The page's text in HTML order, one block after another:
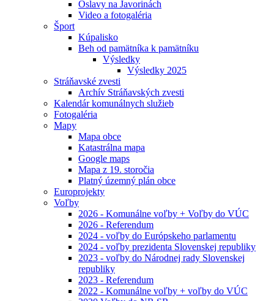
Oslavy na Javorinách
Video a fotogaléria
Šport
Kúpalisko
Beh od pamätníka k pamätníku
Výsledky
Výsledky 2025
Stráňavské zvesti
Archív Stráňavských zvesti
Kalendár komunálnych služieb
Fotogaléria
Mapy
Mapa obce
Katastrálna mapa
Google maps
Mapa z 19. storočia
Platný územný plán obce
Europrojekty
Voľby
2026 - Komunálne voľby + Voľby do VÚC
2026 - Referendum
2024 - voľby do Európskeho parlamentu
2024 - voľby prezidenta Slovenskej republiky
2023 - voľby do Národnej rady Slovenskej
republiky
2023 - Referendum
2022 - Komunálne voľby + voľby do VÚC